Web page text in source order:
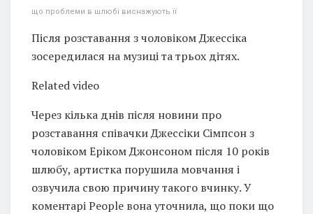
що проблеми в шлюбі виснажують її
Після розставання з чоловіком Джессіка
зосередилася на музиці та трьох дітях.
Related video
Через кілька днів після новини про
розставання співачки Джессіки Сімпсон з
чоловіком Еріком Джонсоном після 10 років
шлюбу, артистка порушила мовчання і
озвучила свою причину такого вчинку. У
коментарі People вона уточнила, що поки що